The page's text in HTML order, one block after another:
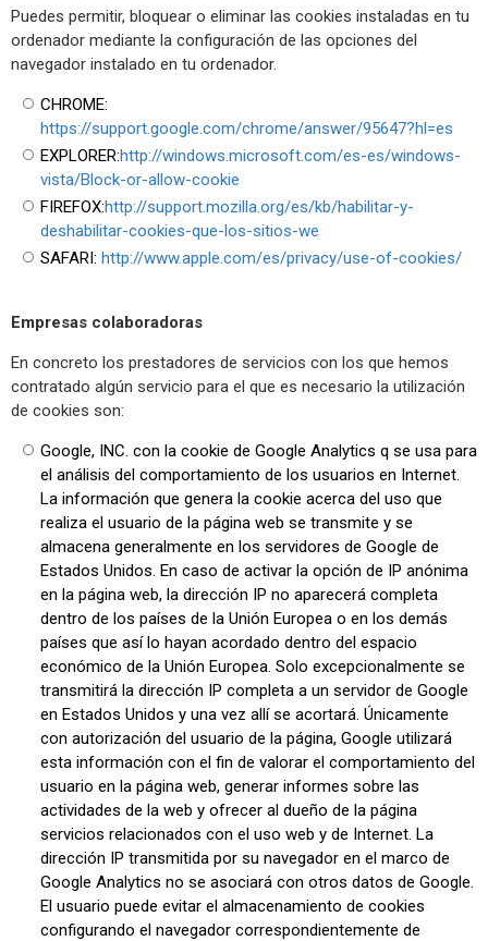
Puedes permitir, bloquear o eliminar las cookies instaladas en tu
ordenador mediante la configuración de las opciones del
navegador instalado en tu ordenador.
CHROME:
https://support.google.com/chrome/answer/95647?hl=es
EXPLORER:http://windows.microsoft.com/es-es/windows-
vista/Block-or-allow-cookie
FIREFOX:http://support.mozilla.org/es/kb/habilitar-y-
deshabilitar-cookies-que-los-sitios-we
SAFARI: http://www.apple.com/es/privacy/use-of-cookies/
Empresas colaboradoras
En concreto los prestadores de servicios con los que hemos
contratado algún servicio para el que es necesario la utilización
de cookies son:
Google, INC. con la cookie de Google Analytics q se usa para
el análisis del comportamiento de los usuarios en Internet.
La información que genera la cookie acerca del uso que
realiza el usuario de la página web se transmite y se
almacena generalmente en los servidores de Google de
Estados Unidos. En caso de activar la opción de IP anónima
en la página web, la dirección IP no aparecerá completa
dentro de los países de la Unión Europea o en los demás
países que así lo hayan acordado dentro del espacio
económico de la Unión Europea. Solo excepcionalmente se
transmitirá la dirección IP completa a un servidor de Google
en Estados Unidos y una vez allí se acortará. Únicamente
con autorización del usuario de la página, Google utilizará
esta información con el fin de valorar el comportamiento del
usuario en la página web, generar informes sobre las
actividades de la web y ofrecer al dueño de la página
servicios relacionados con el uso web y de Internet. La
dirección IP transmitida por su navegador en el marco de
Google Analytics no se asociará con otros datos de Google.
El usuario puede evitar el almacenamiento de cookies
configurando el navegador correspondientemente de